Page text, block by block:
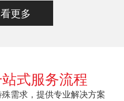
更多
式服务流程
需求，提供专业解决方案